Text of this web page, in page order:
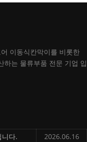
이동식칸막이를 비롯한
하는 물류부품 전문 기업 입
다.
2026.06.16